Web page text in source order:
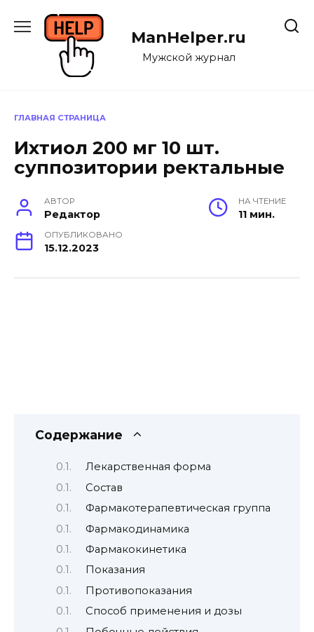
содержанию
ManHelper.ru
Мужской журнал
ГЛАВНАЯ СТРАНИЦА
Ихтиол 200 мг 10 шт.
суппозитории ректальные
АВТОР
Редактор
НА ЧТЕНИЕ
11 мин.
ОПУБЛИКОВАНО
15.12.2023
Содержание
Лекарственная форма
Состав
Фармакотерапевтическая группа
Фармакодинамика
Фармакокинетика
Показания
Противопоказания
Способ применения и дозы